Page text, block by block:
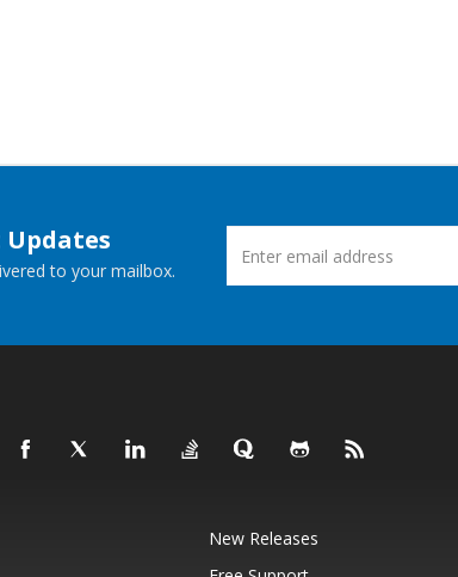
Updates
to your mailbox.
New Releases